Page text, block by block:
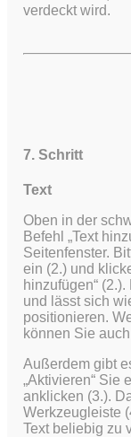
verdeckt wird.
7. Schritt
Text
Oben in der
Befehl „Text
Seitenfenster.
ein (2.) und
hinzufügen“
und lässt sich
positionieren.
können Sie
Außerdem gibt
„Aktivieren“ Sie
anklicken (3.).
Werkzeugleiste
Text beliebig zu